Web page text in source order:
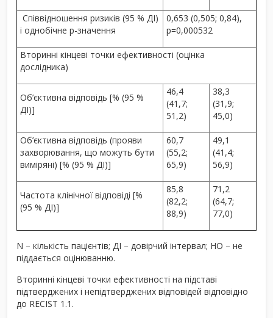
Співвідношення ризиків (95 % ДІ)
і однобічне р-значення
0,653 (0,505; 0,84),
p=0,000532
Вторинні кінцеві точки ефективності (оцінка
дослідника)
Об’єктивна відповідь [% (95 %
ДІ)]
46,4
(41,7;
51,2)
38,3
(31,9;
45,0)
Об’єктивна відповідь (прояви
захворювання, що можуть бути
виміряні) [% (95 % ДІ)]
60,7
(55,2;
65,9)
49,1
(41,4;
56,9)
Частота клінічної відповіді [%
(95 % ДІ)]
85,8
(82,2;
88,9)
71,2
(64,7;
77,0)
N – кількість пацієнтів; ДІ – довірчий інтервал; НО – не
піддається оцінюванню.
Вторинні кінцеві точки ефективності на підставі
підтверджених і непідтверджених відповідей відповідно
до RECIST 1.1.